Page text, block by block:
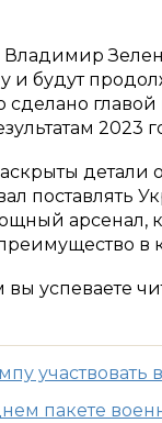
и будут
главой
2023
детали
поставлять
арсенал,
в
вы успеваете
пакете